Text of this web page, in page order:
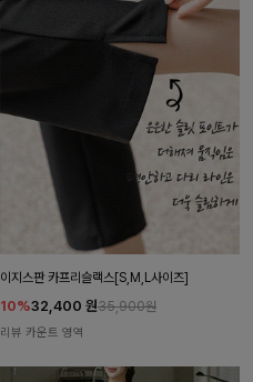
이지스판 카프리슬랙스[S,M,L사이즈]
10%32,400 원35,900원
리뷰 카운트 영역